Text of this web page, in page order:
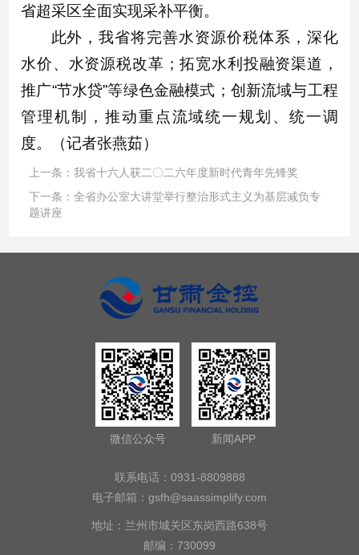
省超采区全面实现采补平衡。
此外，我省将完善水资源价税体系，深化
水价、水资源税改革；拓宽水利投融资渠道，
推广“节水贷”等绿色金融模式；创新流域与工程
管理机制，推动重点流域统一规划、统一调
度。（记者张燕茹）
上一条：我省十六人获二〇二六年度新时代青年先锋奖
下一条：全省办公室大讲堂举行整治形式主义为基层减负专
题讲座
微信公众号 新闻APP
联系电话：0931-8809888
电子邮箱： gsfh@saassimplify.com
地址：兰州市城关区东岗西路638号
邮编：730099